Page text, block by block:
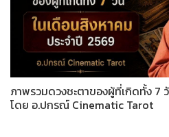
ภาพรวมดวงชะตาของผู้ที่เกิดทั้ง 7
โดย อ.ปกรณ์ Cinematic Tarot